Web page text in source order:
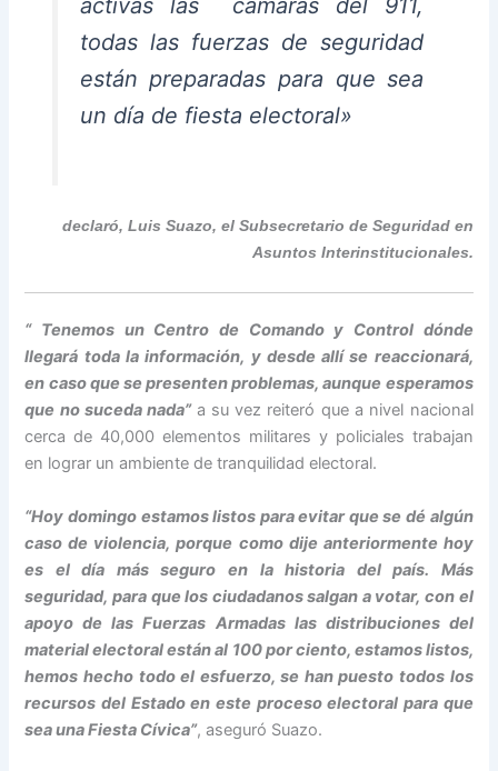
activas las cámaras del 911,
todas las fuerzas de seguridad
están preparadas para que sea
un día de fiesta electoral»
declaró, Luis Suazo, el Subsecretario de Seguridad en
Asuntos Interinstitucionales.
“ Tenemos un Centro de Comando y Control dónde
llegará toda la información, y desde allí se reaccionará,
en caso que se presenten problemas, aunque esperamos
que no suceda nada” a su vez reiteró que a nivel nacional
cerca de 40,000 elementos militares y policiales trabajan
en lograr un ambiente de tranquilidad electoral.
“Hoy domingo estamos listos para evitar que se dé algún
caso de violencia, porque como dije anteriormente hoy
es el día más seguro en la historia del país. Más
seguridad, para que los ciudadanos salgan a votar, con el
apoyo de las Fuerzas Armadas las distribuciones del
material electoral están al 100 por ciento, estamos listos,
hemos hecho todo el esfuerzo, se han puesto todos los
recursos del Estado en este proceso electoral para que
sea una Fiesta Cívica”, aseguró Suazo.